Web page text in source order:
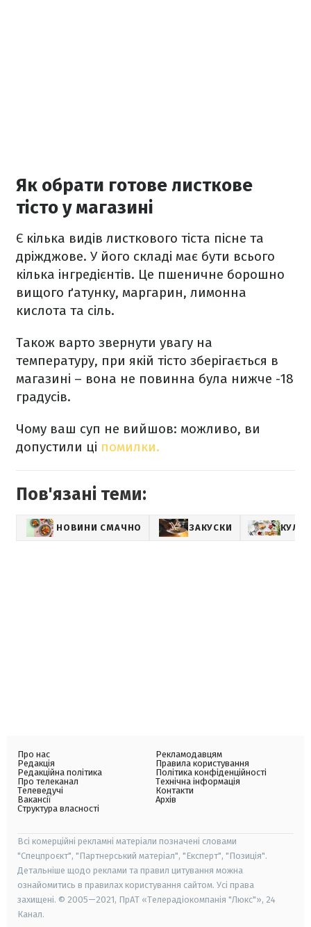
Як обрати готове листкове
тісто у магазині
Є кілька видів листкового тіста пісне та
дріжджове. У його складі має бути всього
кілька інгредієнтів. Це пшеничне борошно
вищого ґатунку, маргарин, лимонна
кислота та сіль.
Також варто звернути увагу на
температуру, при якій тісто зберігається в
магазині – вона не повинна була нижче -18
градусів.
Чому ваш суп не вийшов: можливо, ви
допустили ці помилки.
Пов'язані теми:
НОВИНИ СМАЧНО ЗАКУСКИ
Про нас
Редакція
Редакційна політика
Про телеканал
Телеведучі
Вакансії
Структура власності
Рекламодавцям
Правила користування
Політика конфіденційності
Технічна інформація
Контакти
Архів
Всі комерційні рекламні матеріали позначені словами
"Спецпроєкт", "Партнерський матеріал", "Експерт", "Позиція".
Детальніше щодо реклами та правил цитування можна
ознайомитись в правилах користування сайтом. Усі права
захищені. © 2005—2021, ПрАТ «Телерадіокомпанія "Люкс"», 24
Канал.